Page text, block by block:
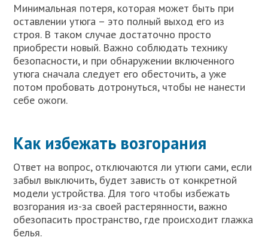
Минимальная потеря, которая может быть при
оставлении утюга – это полный выход его из
строя. В таком случае достаточно просто
приобрести новый. Важно соблюдать технику
безопасности, и при обнаружении включенного
утюга сначала следует его обесточить, а уже
потом пробовать дотронуться, чтобы не нанести
себе ожоги.
Как избежать возгорания
Ответ на вопрос, отключаются ли утюги сами, если
забыл выключить, будет зависть от конкретной
модели устройства. Для того чтобы избежать
возгорания из-за своей растерянности, важно
обезопасить пространство, где происходит глажка
белья.